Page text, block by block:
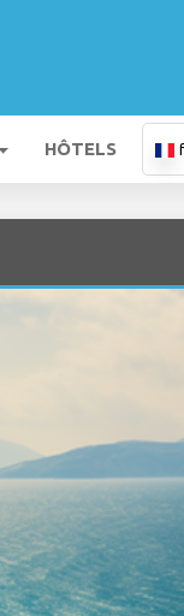
HÔTELS